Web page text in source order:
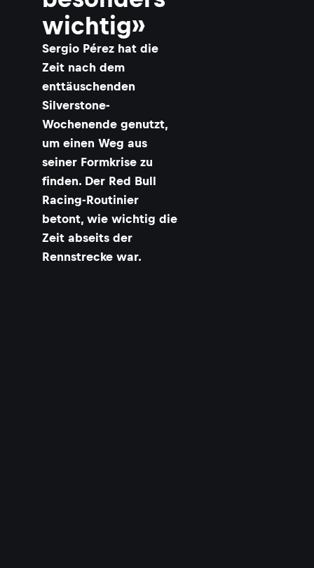
wichtig»
Sergio Pérez hat die
Zeit nach dem
enttäuschenden
Silverstone-
Wochenende genutzt,
um einen Weg aus
seiner Formkrise zu
finden. Der Red Bull
Racing-Routinier
betont, wie wichtig die
Zeit abseits der
Rennstrecke war.